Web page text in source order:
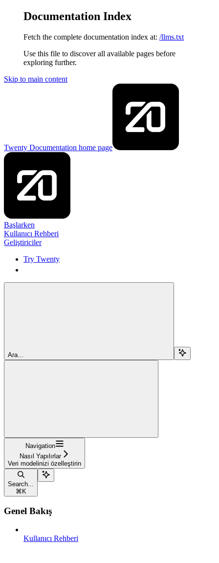
Documentation Index
Fetch the complete documentation index at: /llms.txt
Use this file to discover all available pages before
exploring further.
Skip to main content
Twenty Documentation home page
Başlarken
Kullanıcı Rehberi
Geliştiriciler
Try Twenty
Ara...
Navigation
Nasıl Yapılırlar
Veri modelinizi özelleştirin
Search...
⌘ K
Genel Bakış
Kullanıcı Rehberi